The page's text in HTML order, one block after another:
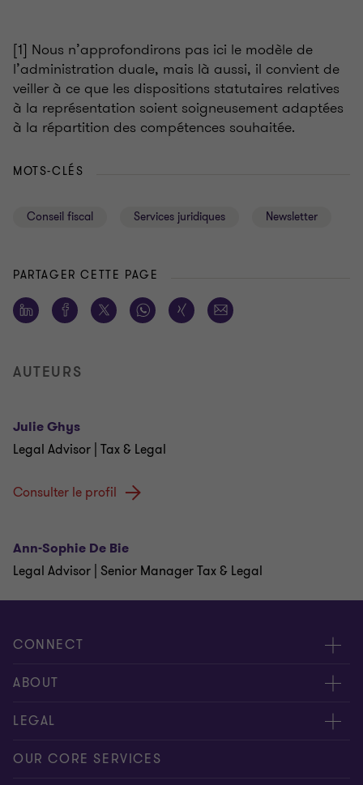
[1] Nous n’approfondirons pas ici le modèle de
l’administration duale, mais là aussi, il convient de
veiller à ce que les dispositions statutaires relatives
à la représentation soient soigneusement adaptées
à la répartition des compétences souhaitée.
MOTS-CLÉS
Conseil fiscal Services juridiques Newsletter
PARTAGER CETTE PAGE
AUTEURS
Julie Ghys
Legal Advisor | Tax & Legal
Consulter le profil
Ann-Sophie De Bie
Legal Advisor | Senior Manager Tax & Legal
CONNECT
Contactez-nous
Donnez-nous votre feed-back
ABOUT
Presse
À propos de nous
LEGAL
Privacy statement
OUR CORE SERVICES